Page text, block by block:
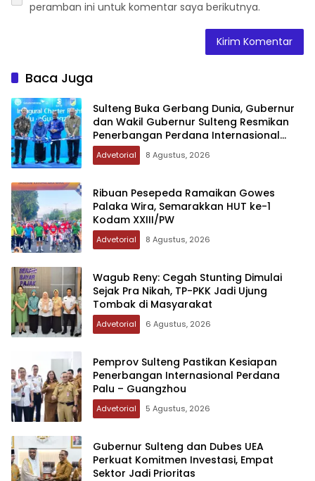
peramban ini untuk komentar saya berikutnya.
Baca Juga
Sulteng Buka Gerbang Dunia, Gubernur
dan Wakil Gubernur Sulteng Resmikan
Penerbangan Perdana Internasional
Palu-Guangzhou
Advetorial 8 Agustus, 2026
Ribuan Pesepeda Ramaikan Gowes
Palaka Wira, Semarakkan HUT ke-1
Kodam XXIII/PW
Advetorial 8 Agustus, 2026
Wagub Reny: Cegah Stunting Dimulai
Sejak Pra Nikah, TP-PKK Jadi Ujung
Tombak di Masyarakat
Advetorial 6 Agustus, 2026
Pemprov Sulteng Pastikan Kesiapan
Penerbangan Internasional Perdana
Palu – Guangzhou
Advetorial 5 Agustus, 2026
Gubernur Sulteng dan Dubes UEA
Perkuat Komitmen Investasi, Empat
Sektor Jadi Prioritas